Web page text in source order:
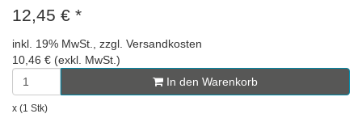
12,45 € *
inkl. 19% MwSt., zzgl. Versandkosten
10,46 € (exkl. MwSt.)
In den Warenkorb
x (1 Stk)